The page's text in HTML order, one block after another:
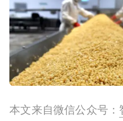
本文来自微信公众号：